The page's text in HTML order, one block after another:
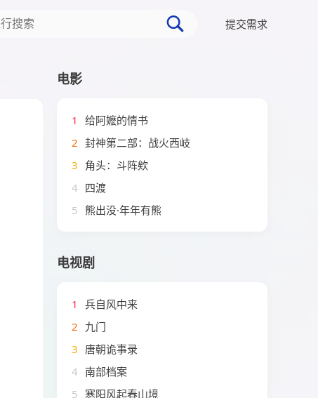
提交需求
电影
1
给阿嬷的情书
2 封神第二部：战火西岐
3 角头：斗阵欸
4 四渡
5 熊出没·年年有熊
电视剧
1
兵自风中来
2 九门
3 唐朝诡事录
4 南部档案
5 寒阳风起春山境